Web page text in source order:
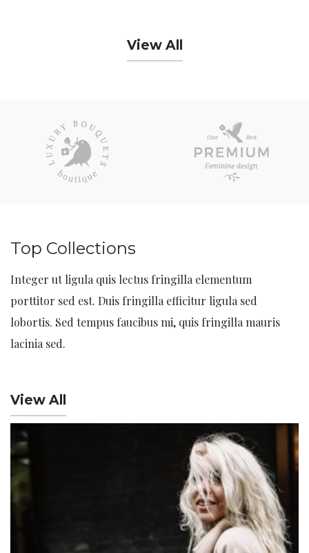
View All
Top Collections
Integer ut ligula quis lectus fringilla elementum
porttitor sed est. Duis fringilla efficitur ligula sed
lobortis. Sed tempus faucibus mi, quis fringilla mauris
lacinia sed.
View All